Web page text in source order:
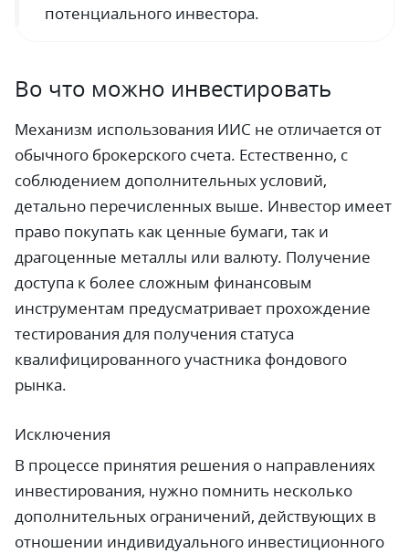
потенциального инвестора.
Во что можно инвестировать
Механизм использования ИИС не отличается от
обычного брокерского счета. Естественно, с
соблюдением дополнительных условий,
детально перечисленных выше. Инвестор имеет
право покупать как ценные бумаги, так и
драгоценные металлы или валюту. Получение
доступа к более сложным финансовым
инструментам предусматривает прохождение
тестирования для получения статуса
квалифицированного участника фондового
рынка.
Исключения
В процессе принятия решения о направлениях
инвестирования, нужно помнить несколько
дополнительных ограничений, действующих в
отношении индивидуального инвестиционного